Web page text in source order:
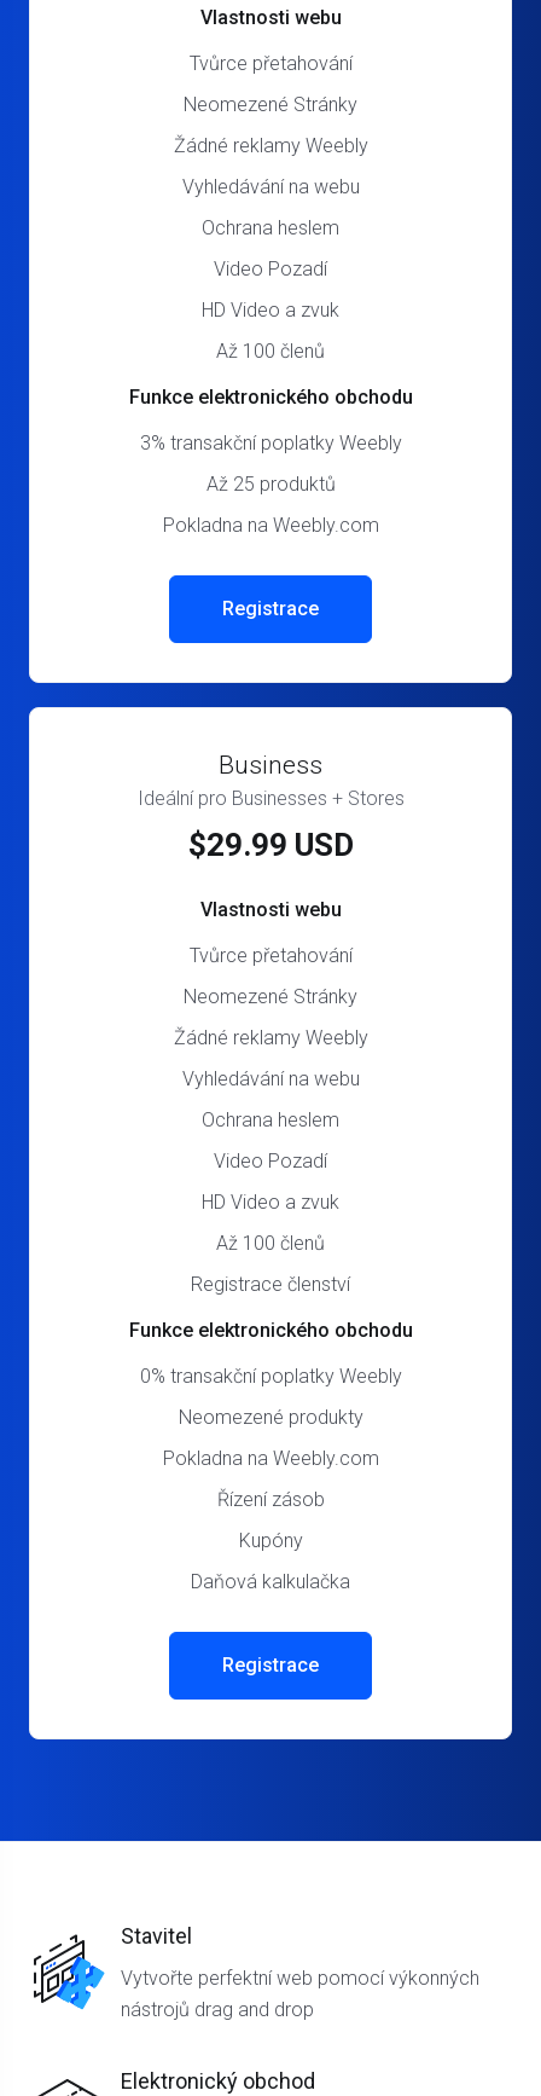
Vlastnosti webu
Tvůrce přetahování
Neomezené Stránky
Žádné reklamy Weebly
Vyhledávání na webu
Ochrana heslem
Video Pozadí
HD Video a zvuk
Až 100 členů
Funkce elektronického obchodu
3% transakční poplatky Weebly
Až 25 produktů
Pokladna na Weebly.com
Registrace
Business
Ideální pro Businesses + Stores
$29.99 USD
Vlastnosti webu
Tvůrce přetahování
Neomezené Stránky
Žádné reklamy Weebly
Vyhledávání na webu
Ochrana heslem
Video Pozadí
HD Video a zvuk
Až 100 členů
Registrace členství
Funkce elektronického obchodu
0% transakční poplatky Weebly
Neomezené produkty
Pokladna na Weebly.com
Řízení zásob
Kupóny
Daňová kalkulačka
Registrace
Stavitel
Vytvořte perfektní web pomocí výkonných
nástrojů drag and drop
Elektronický obchod